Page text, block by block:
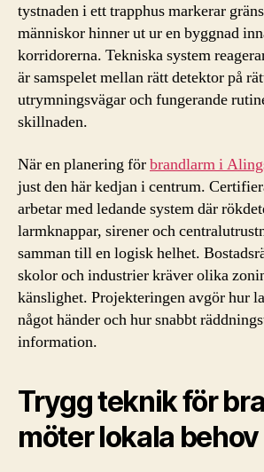
tystnaden i ett trapphus markerar
människor hinner ut ur en byggnad
korridorerna. Tekniska system
är samspelet mellan rätt detektor på
utrymningsvägar och fungerande
skillnaden.
När en planering förbrandlarm i
just den här kedjan i centrum.
arbetar med ledande system där
larmknappar, sirener och
samman till en logisk helhet.
skolor och industrier kräver olika
känslighet. Projekteringen avgör hur
något händer och hur snabbt
information.
Trygg teknik för
möter lokala behov